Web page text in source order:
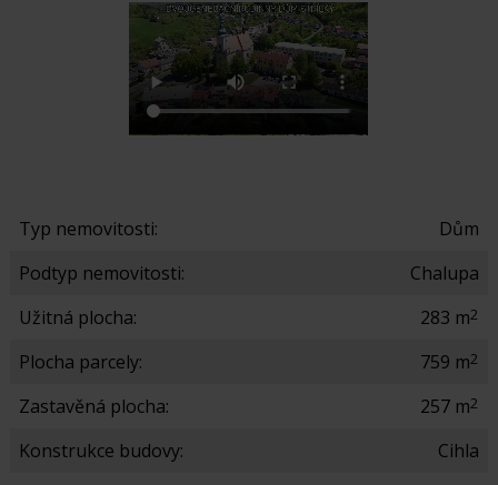
Typ nemovitosti:
Dům
Podtyp nemovitosti:
Chalupa
Užitná plocha:
283 m2
Plocha parcely: 759 m2
Zastavěná plocha: 257 m2
Konstrukce budovy:
Cihla